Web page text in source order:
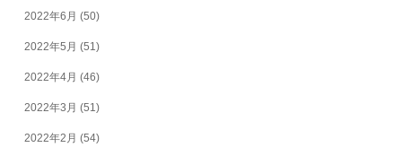
2022年6月 (50)
2022年5月 (51)
2022年4月 (46)
2022年3月 (51)
2022年2月 (54)